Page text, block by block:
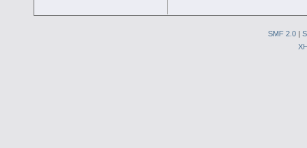
SMF 2.0 |